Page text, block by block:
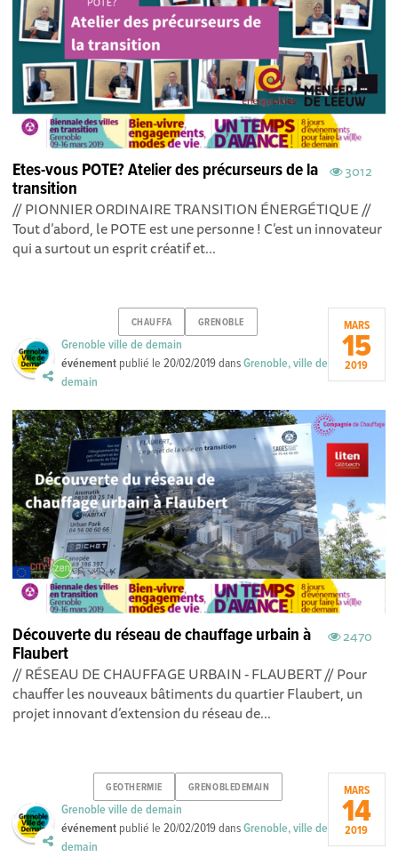
3012
Etes-vous POTE? Atelier des précurseurs de la
transition
// PIONNIER ORDINAIRE TRANSITION ÉNERGÉTIQUE //
Tout d’abord, le POTE est une personne ! C’est un innovateur
qui a surtout un esprit créatif et...
CHAUFFA GRENOBLE
Grenoble ville de demain
événement publié le20/02/2019dansGrenoble, ville de
demain
MARS
15
2019
2470
Découverte du réseau de chauffage urbain à
Flaubert
// RÉSEAU DE CHAUFFAGE URBAIN - FLAUBERT // Pour
chauffer les nouveaux bâtiments du quartier Flaubert, un
projet innovant d’extension du réseau de...
GEOTHERMIE GRENOBLEDEMAIN
Grenoble ville de demain
événement publié le20/02/2019dansGrenoble, ville de
demain
MARS
14
2019